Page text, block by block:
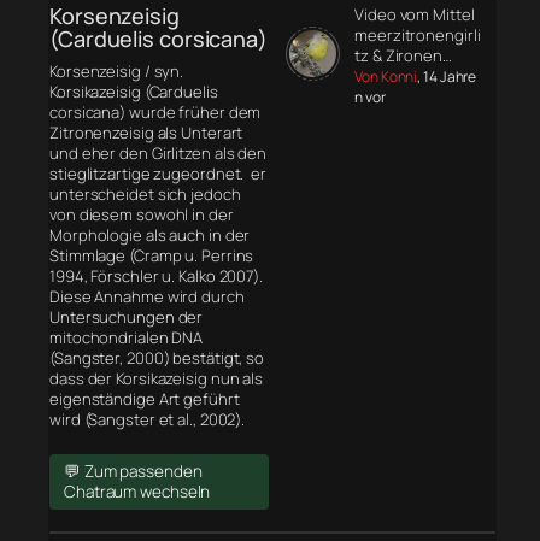
Korsenzeisig
(Carduelis corsicana)
Korsenzeisig / syn.
Korsikazeisig (Carduelis
corsicana) wurde früher dem
Zitronenzeisig als Unterart
und eher den Girlitzen als den
stieglitzartige zugeordnet. er
unterscheidet sich jedoch
von diesem sowohl in der
Morphologie als auch in der
Stimmlage (Cramp u. Perrins
1994, Förschler u. Kalko 2007).
Diese Annahme wird durch
Untersuchungen der
mitochondrialen DNA
(Sangster, 2000) bestätigt, so
dass der Korsikazeisig nun als
eigenständige Art geführt
wird (Sangster et al., 2002).
💬 Zum passenden
Chatraum wechseln
Video vom Mittel
meerzitronengirli
tz & Zironen…
Von Konni, 14 Jahre
n vor